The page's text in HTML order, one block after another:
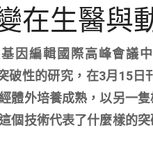
在生醫與
因編輯國際高峰會議
破性的研究，在3月15
體外培養成熟，以另一
個技術代表了什麼樣的